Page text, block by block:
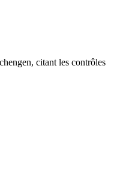
citant les contrôles